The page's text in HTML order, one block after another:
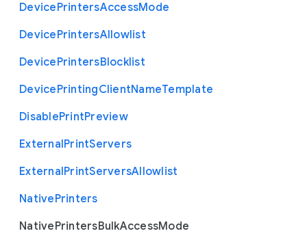
DevicePrintersAccessMode
DevicePrintersAllowlist
DevicePrintersBlocklist
DevicePrintingClientNameTemplate
DisablePrintPreview
ExternalPrintServers
ExternalPrintServersAllowlist
NativePrinters
NativePrintersBulkAccessMode